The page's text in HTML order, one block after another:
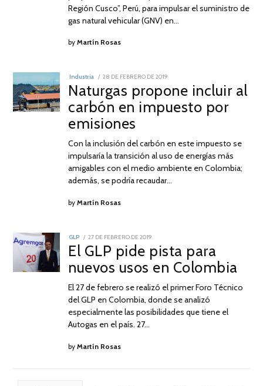
Región Cusco”, Perú, para impulsar el suministro de
gas natural vehicular (GNV) en…
byMartín Rosas
Industria
POSTED
28 DE FEBRERO DE 2019
FEBRERO
DE
2019
Naturgas propone incluir al
carbón en impuesto por
emisiones
Con la inclusión del carbón en este impuesto se
impulsaría la transición al uso de energías más
amigables con el medio ambiente en Colombia;
además, se podría recaudar…
byMartín Rosas
GLP
POSTED
ON
27 DE FEBRERO DE 2019
DE
FEBRERO
DE
2019
El GLP pide pista para
nuevos usos en Colombia
El 27 de febrero se realizó el primer Foro Técnico
del GLP en Colombia, donde se analizó
especialmente las posibilidades que tiene el
Autogas en el país. 27…
byMartín Rosas